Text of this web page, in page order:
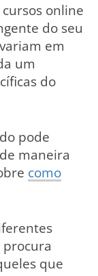
online
do seu
em
um
do
pode
maneira
como
que